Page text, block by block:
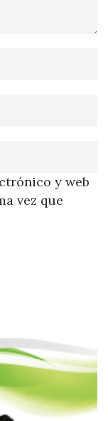
y web
vez que